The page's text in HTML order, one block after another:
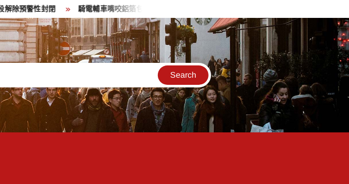
騎電輔車嘴咬鋁箔包引警注意 中山警攔查：未違規仍提醒專心騎乘